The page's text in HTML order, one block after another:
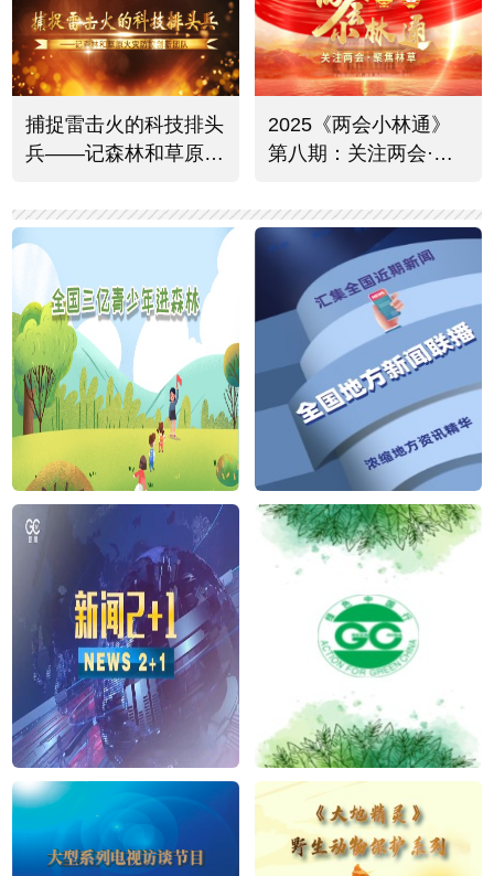
捕捉雷击火的科技排头
兵——记森林和草原火
2025《两会小林通》
第八期：关注两会·聚